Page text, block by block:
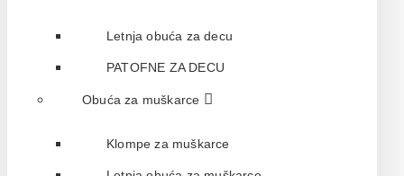
Letnja obuća za decu
PATOFNE ZA DECU
Obuća za muškarce
Klompe za muškarce